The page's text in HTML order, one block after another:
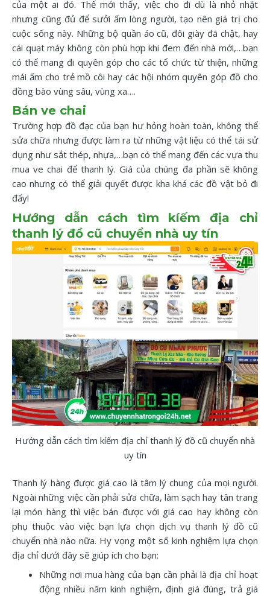
của một ai đó. Thế mới thấy, việc cho đi dù là nhỏ nhặt
nhưng cũng đủ để sưởi ấm lòng người, tạo nên giá trị cho
cuộc sống này. Những bộ quần áo cũ, đôi giày đã chật, hay
cái quạt máy không còn phù hợp khi đem đến nhà mới,…bạn
có thể mang đi quyên góp cho các tổ chức từ thiện, những
mái ấm cho trẻ mồ côi hay các hội nhóm quyên góp đồ cho
đồng bào vùng sâu, vùng xa….
Bán ve chai
Trường hợp đồ đạc của bạn hư hỏng hoàn toàn, không thể
sửa chữa nhưng được làm ra từ những vật liệu có thể tái sử
dụng như sắt thép, nhựa,…bạn có thể mang đến các vựa thu
mua ve chai để thanh lý. Giá của chúng đa phần sẽ không
cao nhưng có thể giải quyết được kha khá các đồ vật bỏ đi
đấy!
Hướng dẫn cách tìm kíếm địa chỉ
thanh lý đồ cũ chuyển nhà uy tín
Hướng dẫn cách tìm kíếm địa chỉ thanh lý đồ cũ chuyển nhà
uy tín
Thanh lý hàng được giá cao là tâm lý chung của mọi người.
Ngoài những việc cần phải sửa chữa, làm sạch hay tân trang
lại món hàng thì việc bán được với giá cao hay không còn
phụ thuộc vào việc bạn lựa chọn dịch vụ thanh lý đồ cũ
chuyển nhà nào nữa. Hy vọng một số kinh nghiệm lựa chọn
địa chỉ dưới đây sẽ giúp ích cho bạn:
Những nơi mua hàng của bạn cần phải là địa chỉ hoạt
động nhiều năm kinh nghiệm, định giá đúng, trả giá